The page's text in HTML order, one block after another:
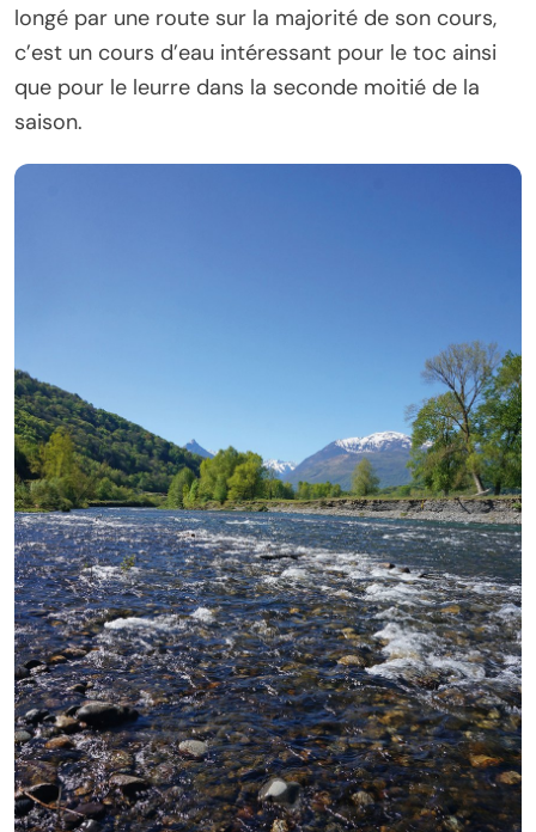
longé par une route sur la majorité de son cours,
c’est un cours d’eau intéressant pour le toc ainsi
que pour le leurre dans la seconde moitié de la
saison.